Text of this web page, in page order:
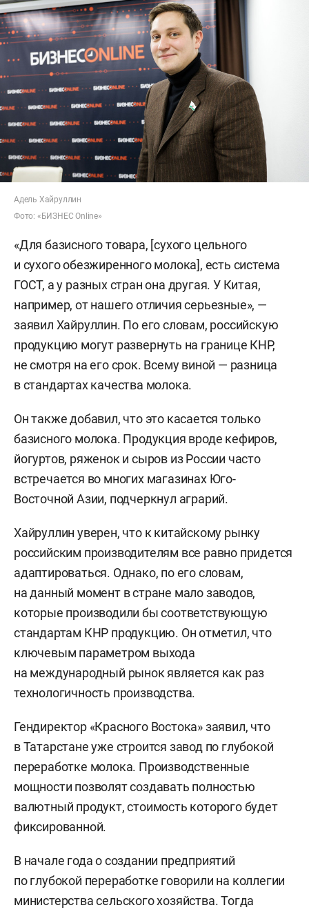
Адель Хайруллин
Фото: «БИЗНЕС Online»
«Для базисного товара, [сухого цельного
и сухого обезжиренного молока], есть система
ГОСТ, а у разных стран она другая. У Китая,
например, от нашего отличия серьезные», —
заявил Хайруллин. По его словам, российскую
продукцию могут развернуть на границе КНР,
не смотря на его срок. Всему виной — разница
в стандартах качества молока.
Он также добавил, что это касается только
базисного молока. Продукция вроде кефиров,
йогуртов, ряженок и сыров из России часто
встречается во многих магазинах Юго-
Восточной Азии, подчеркнул аграрий.
Хайруллин уверен, что к китайскому рынку
российским производителям все равно придется
адаптироваться. Однако, по его словам,
на данный момент в стране мало заводов,
которые производили бы соответствующую
стандартам КНР продукцию. Он отметил, что
ключевым параметром выхода
на международный рынок является как раз
технологичность производства.
Гендиректор «Красного Востока» заявил, что
в Татарстане уже строится завод по глубокой
переработке молока. Производственные
мощности позволят создавать полностью
валютный продукт, стоимость которого будет
фиксированной.
В начале года о создании предприятий
по глубокой переработке говорили на коллегии
министерства сельского хозяйства. Тогда